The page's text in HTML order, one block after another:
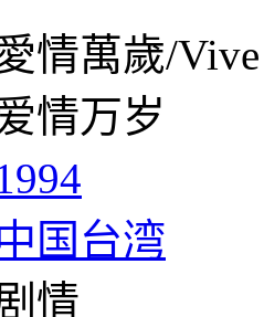
歲/Vive
万岁
国台湾
情